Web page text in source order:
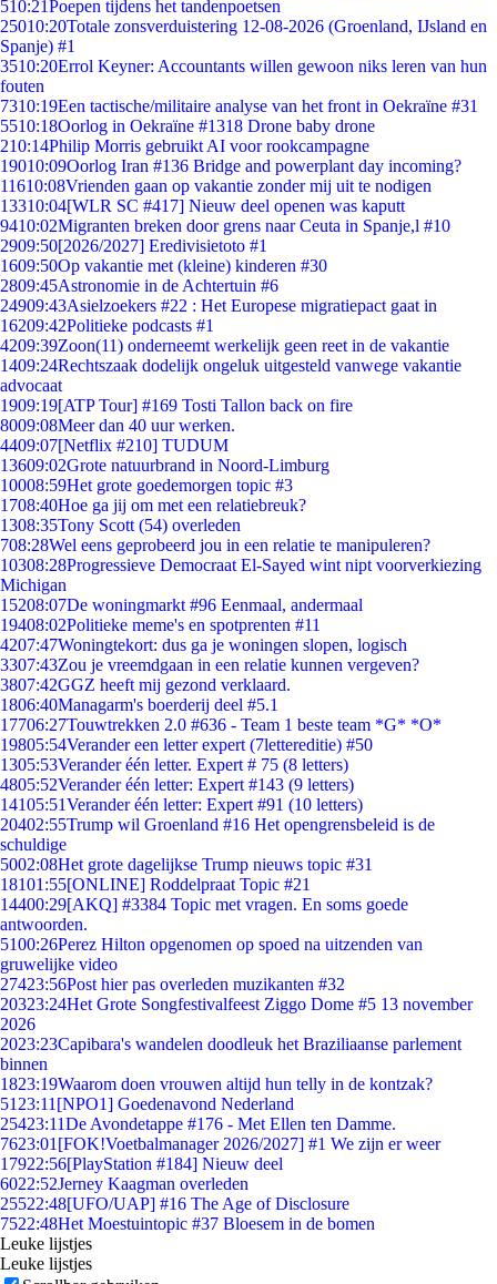
510:21Poepen tijdens het tandenpoetsen
25010:20Totale zonsverduistering 12-08-2026 (Groenland, IJsland en
Spanje) #1
3510:20Errol Keyner: Accountants willen gewoon niks leren van hun
fouten
7310:19Een tactische/militaire analyse van het front in Oekraïne #31
5510:18Oorlog in Oekraïne #1318 Drone baby drone
210:14Philip Morris gebruikt AI voor rookcampagne
19010:09Oorlog Iran #136 Bridge and powerplant day incoming?
11610:08Vrienden gaan op vakantie zonder mij uit te nodigen
13310:04[WLR SC #417] Nieuw deel openen was kaputt
9410:02Migranten breken door grens naar Ceuta in Spanje,l #10
2909:50[2026/2027] Eredivisietoto #1
1609:50Op vakantie met (kleine) kinderen #30
2809:45Astronomie in de Achtertuin #6
24909:43Asielzoekers #22 : Het Europese migratiepact gaat in
16209:42Politieke podcasts #1
4209:39Zoon(11) onderneemt werkelijk geen reet in de vakantie
1409:24Rechtszaak dodelijk ongeluk uitgesteld vanwege vakantie
advocaat
1909:19[ATP Tour] #169 Tosti Tallon back on fire
8009:08Meer dan 40 uur werken.
4409:07[Netflix #210] TUDUM
13609:02Grote natuurbrand in Noord-Limburg
10008:59Het grote goedemorgen topic #3
1708:40Hoe ga jij om met een relatiebreuk?
1308:35Tony Scott (54) overleden
708:28Wel eens geprobeerd jou in een relatie te manipuleren?
10308:28Progressieve Democraat El-Sayed wint nipt voorverkiezing
Michigan
15208:07De woningmarkt #96 Eenmaal, andermaal
19408:02Politieke meme's en spotprenten #11
4207:47Woningtekort: dus ga je woningen slopen, logisch
3307:43Zou je vreemdgaan in een relatie kunnen vergeven?
3807:42GGZ heeft mij gezond verklaard.
1806:40Managarm's boerderij deel #5.1
17706:27Touwtrekken 2.0 #636 - Team 1 beste team *G* *O*
19805:54Verander een letter expert (7lettereditie) #50
1305:53Verander één letter. Expert # 75 (8 letters)
4805:52Verander één letter: Expert #143 (9 letters)
14105:51Verander één letter: Expert #91 (10 letters)
20402:55Trump wil Groenland #16 Het opengrensbeleid is de
schuldige
5002:08Het grote dagelijkse Trump nieuws topic #31
18101:55[ONLINE] Roddelpraat Topic #21
14400:29[AKQ] #3384 Topic met vragen. En soms goede
antwoorden.
5100:26Perez Hilton opgenomen op spoed na uitzenden van
gruwelijke video
27423:56Post hier pas overleden muzikanten #32
20323:24Het Grote Songfestivalfeest Ziggo Dome #5 13 november
2026
2023:23Capibara's wandelen doodleuk het Braziliaanse parlement
binnen
1823:19Waarom doen vrouwen altijd hun telly in de kontzak?
51 23:11 [NPO1] Goedenavond Nederland
25423:11De Avondetappe #176 - Met Ellen ten Damme.
7623:01 [FOK!Voetbalmanager 2026/2027] #1 We zijn er weer
17922:56[PlayStation #184] Nieuw deel
6022:52Jerney Kaagman overleden
25522:48[UFO/UAP] #16 The Age of Disclosure
7522:48Het Moestuintopic #37 Bloesem in de bomen
Leuke lijstjes
Leuke lijstjes